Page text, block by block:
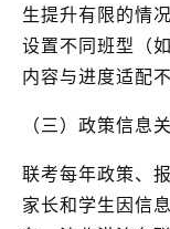
生提升有限的情
设置不同班型（
内容与进度适配
（三）政策信息
联考每年政策、
家长和学生因信